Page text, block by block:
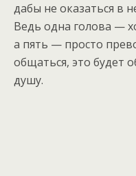
дабы не оказаться в
Ведь одна голова —
а пять — просто
общаться, это будет
душу.